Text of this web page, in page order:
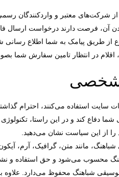
شرکت‌های معتبر و واردکنندگان
شخصی
استفاده می‏‌کنند، احترام
کند و در این راستا،
از این سیاست نشان می‏‌دهید.
مانند متن، گرافیک، آرم، آیکون
محسوب می‏‌شود و حق استفاده و
شباهنگ محفوظ می‏‌دارد.